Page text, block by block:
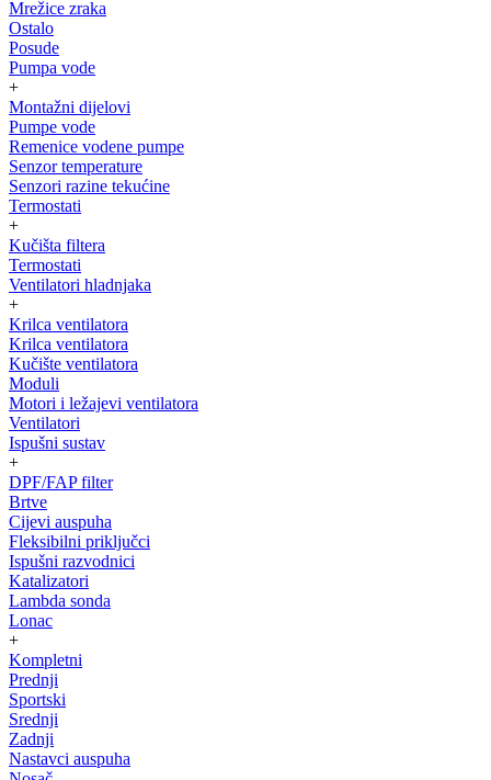
Mrežice zraka
Ostalo
Posude
Pumpa vode
+
Montažni dijelovi
Pumpe vode
Remenice vodene pumpe
Senzor temperature
Senzori razine tekućine
Termostati
+
Kučišta filtera
Termostati
Ventilatori hladnjaka
+
Krilca ventilatora
Krilca ventilatora
Kučište ventilatora
Moduli
Motori i ležajevi ventilatora
Ventilatori
Ispušni sustav
+
DPF/FAP filter
Brtve
Cijevi auspuha
Fleksibilni priključci
Ispušni razvodnici
Katalizatori
Lambda sonda
Lonac
+
Kompletni
Prednji
Sportski
Srednji
Zadnji
Nastavci auspuha